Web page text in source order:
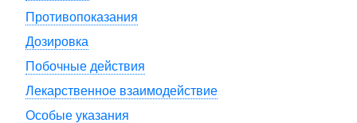
Противопоказания
Дозировка
Побочные действия
Лекарственное взаимодействие
Особые указания